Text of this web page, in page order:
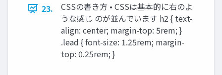
23.
CSSの書き方 • CSSは基本的に右のよ
うな感じ のが並んでいます h2 { text-
align: center; margin-top: 5rem; }
.lead { font-size: 1.25rem; margin-
top: 0.25rem; }